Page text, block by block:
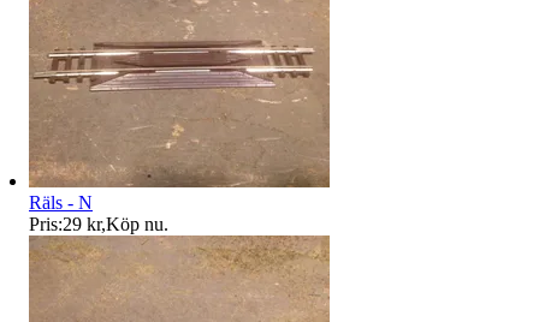
Räls - N
Pris:29 kr,Köp nu.